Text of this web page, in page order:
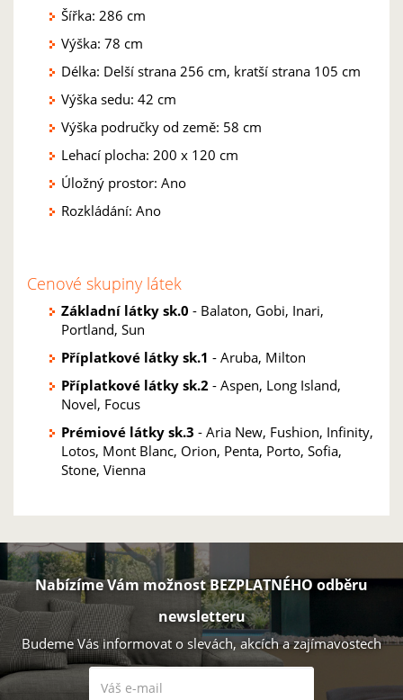
Šířka: 286 cm
Výška: 78 cm
Délka: Delší strana 256 cm, kratší strana 105 cm
Výška sedu: 42 cm
Výška područky od země: 58 cm
Lehací plocha: 200 x 120 cm
Úložný prostor: Ano
Rozkládání: Ano
Cenové skupiny látek
Základní látky sk.0 - Balaton, Gobi, Inari,
Portland, Sun
Příplatkové látky sk.1 - Aruba, Milton
Příplatkové látky sk.2 - Aspen, Long Island,
Novel, Focus
Prémiové látky sk.3 - Aria New, Fushion, Infinity,
Lotos, Mont Blanc, Orion, Penta, Porto, Sofia,
Stone, Vienna
Nabízíme Vám možnost BEZPLATNÉHO odběru
newsletteru
Budeme Vás informovat o slevách, akcích a zajímavostech